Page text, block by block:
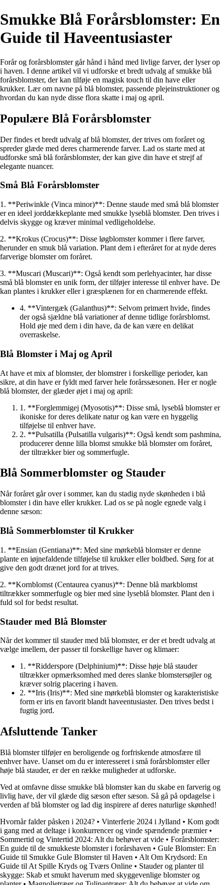
Smukke Blå Forårsblomster: En
Guide til Haveentusiaster
Forår og forårsblomster går hånd i hånd med livlige farver, der lyser op
i haven. I denne artikel vil vi udforske et bredt udvalg af smukke blå
forårsblomster, der kan tilføje en magisk touch til din have eller
krukker. Lær om navne på blå blomster, passende plejeinstruktioner og
hvordan du kan nyde disse flora skatte i maj og april.
Populære Blå Forårsblomster
Der findes et bredt udvalg af blå blomster, der trives om foråret og
spreder glæde med deres charmerende farver. Lad os starte med at
udforske små blå forårsblomster, der kan give din have et strejf af
elegante nuancer.
Små Blå Forårsblomster
1. **Periwinkle (Vinca minor)**: Denne staude med små blå blomster
er en ideel jorddækkeplante med smukke lyseblå blomster. Den trives i
delvis skygge og kræver minimal vedligeholdelse.
2. **Krokus (Crocus)**: Disse løgblomster kommer i flere farver,
herunder en smuk blå variation. Plant dem i efteråret for at nyde deres
farverige blomster om foråret.
3. **Muscari (Muscari)**: Også kendt som perlehyacinter, har disse
små blå blomster en unik form, der tilføjer interesse til enhver have. De
kan plantes i krukker eller i græsplænen for en charmerende effekt.
4. **Vintergæk (Galanthus)**: Selvom primært hvide, findes
der også sjældne blå variationer af denne tidlige forårsblomst.
Hold øje med dem i din have, da de kan være en delikat
overraskelse.
Blå Blomster i Maj og April
At have et mix af blomster, der blomstrer i forskellige perioder, kan
sikre, at din have er fyldt med farver hele forårssæsonen. Her er nogle
blå blomster, der glæder øjet i maj og april:
1. **Forglemmigej (Myosotis)**: Disse små, lyseblå blomster er
ikoniske for deres delikate natur og kan være en hyggelig
tilføjelse til enhver have.
2. **Pulsatilla (Pulsatilla vulgaris)**: Også kendt som pashmina,
producerer denne lilla blomst smukke blå blomster om foråret,
der tiltrækker bier og sommerfugle.
Blå Sommerblomster og Stauder
Når foråret går over i sommer, kan du stadig nyde skønheden i blå
blomster i din have eller krukker. Lad os se på nogle egnede valg i
denne sæson:
Blå Sommerblomster til Krukker
1. **Ensian (Gentiana)**: Med sine mørkeblå blomster er denne
plante en iøjnefaldende tilføjelse til krukker eller boldbed. Sørg for at
give den godt drænet jord for at trives.
2. **Kornblomst (Centaurea cyanus)**: Denne blå markblomst
tiltrækker sommerfugle og bier med sine lyseblå blomster. Plant den i
fuld sol for bedst resultat.
Stauder med Blå Blomster
Når det kommer til stauder med blå blomster, er der et bredt udvalg at
vælge imellem, der passer til forskellige haver og klimaer:
1. **Ridderspore (Delphinium)**: Disse høje blå stauder
tiltrækker opmærksomhed med deres slanke blomstersøjler og
kræver solrig placering i haven.
2. **Iris (Iris)**: Med sine mørkeblå blomster og karakteristiske
form er iris en favorit blandt haveentusiaster. Den trives bedst i
fugtig jord.
Afsluttende Tanker
Blå blomster tilføjer en beroligende og forfriskende atmosfære til
enhver have. Uanset om du er interesseret i små forårsblomster eller
høje blå stauder, er der en række muligheder at udforske.
Ved at omfavne disse smukke blå blomster kan du skabe en farverig og
livlig have, der vil glæde dig sæson efter sæson. Så gå på opdagelse i
verden af blå blomster og lad dig inspirere af deres naturlige skønhed!
Hvornår falder påsken i 2024? • Vinterferie 2024 i Jylland • Kom godt
i gang med at deltage i konkurrencer og vinde spændende præmier•
Sommertid og Vintertid 2024: Alt du behøver at vide • Forårsblomster:
En guide til de smukkeste blomster i forårshaven • Gule Blomster: En
Guide til Smukke Gule Blomster til Haven • Alt Om Krydsord: En
Guide til At Spille Kryds og Tværs Online • Stauder og planter til
skygge: Skab et smukt haverum med skyggevenlige blomster og